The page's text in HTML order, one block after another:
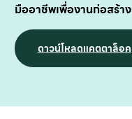
มืออาชีพเพื่องานก่อสร้าง
ดาวน์โหลดแคตตาล็อค